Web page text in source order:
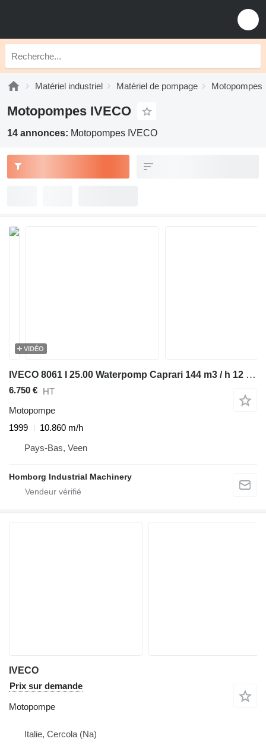
Matériel industriel Matériel de pompage Motopompes
Motopompes IVECO
14 annonces: Motopompes IVECO
VIDÉO
IVECO 8061 I 25.00 Waterpomp Caprari 144 m3 / h 12 Bar Mobiele Beregen
6.750 € HT
Motopompe
1999
10.860 m/h
Pays-Bas, Veen
Homborg Industrial Machinery
IVECO
Prix sur demande
Motopompe
Italie, Cercola (Na)